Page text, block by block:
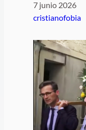
Fecha
7 junio 2026
Respecto a
cristianofobia